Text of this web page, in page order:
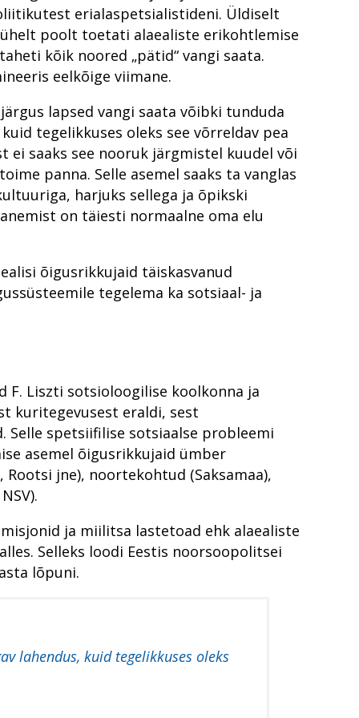
proovile
koopiad
kannatanuid on hulgim?
ennetamiseks
probleem?
hind?
või mission impossible?
ise
kriminaalmenetluses?
aastal 2022?
mõistetud karistuste analüüs
vereülekandega
analüüs
menetluses
erialaspetsialistideni. Üldiselt
ühelt poolt toetati alaealiste erikohtlemise
kõik noored „pätid“ vangi saata.
eelkõige viimane.
lapsed vangi saata võibki tunduda
tegelikkuses oleks see võrreldav pea
ei saaks see nooruk järgmistel kuudel või
panna. Selle asemel saaks ta vanglas
harjuks sellega ja õpikski
on täiesti normaalne oma elu
õigusrikkujaid täiskasvanud
tegelema ka sotsiaal- ja
F. Liszti sotsioloogilise koolkonna ja
kuritegevusest eraldi, sest
Selle spetsiifilise sotsiaalse probleemi
asemel õigusrikkujaid ümber
jne), noortekohtud (Saksamaa),
ja miilitsa lastetoad ehk alaealiste
Selleks loodi Eestis noorsoopolitsei
lõpuni.
lahendus, kuid tegelikkuses oleks